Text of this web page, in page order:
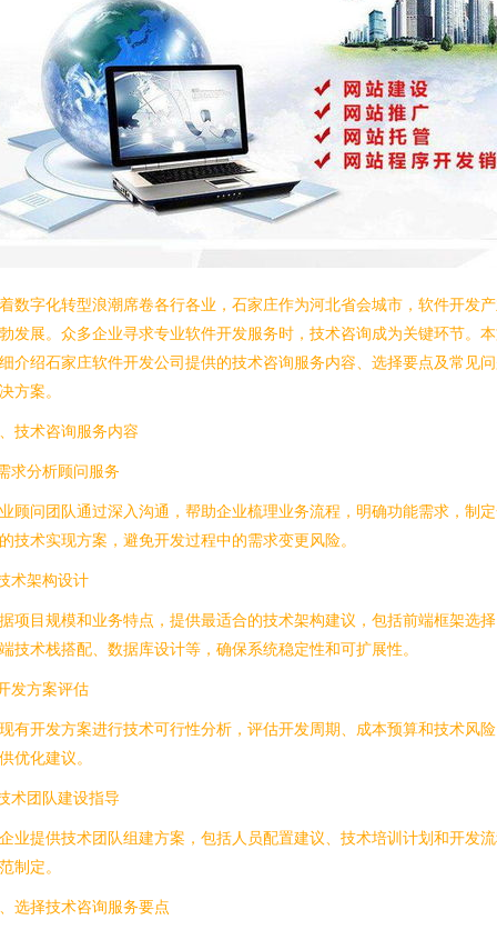
数字化转型浪潮席卷各行各业，石家庄作为河北省会城市，软件开发
发展。众多企业寻求专业软件开发服务时，技术咨询成为关键环节。
介绍石家庄软件开发公司提供的技术咨询服务内容、选择要点及常见
方案。
技术咨询服务内容
求分析顾问服务
顾问团队通过深入沟通，帮助企业梳理业务流程，明确功能需求，制
技术实现方案，避免开发过程中的需求变更风险。
术架构设计
项目规模和业务特点，提供最适合的技术架构建议，包括前端框架选
技术栈搭配、数据库设计等，确保系统稳定性和可扩展性。
发方案评估
有开发方案进行技术可行性分析，评估开发周期、成本预算和技术风
优化建议。
术团队建设指导
业提供技术团队组建方案，包括人员配置建议、技术培训计划和开发
制定。
选择技术咨询服务要点